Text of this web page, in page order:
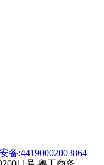
备:44190002003864